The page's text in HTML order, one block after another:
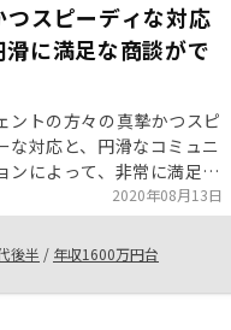
つスピーディな対応
滑に満足な商談がで
ントの方々の真摯かつスピ
な対応と、円滑なコミュニ
ンによって、非常に満足の
ができました。ありがとう
した。
2020年08月13日
後半 / 年収1600万円台